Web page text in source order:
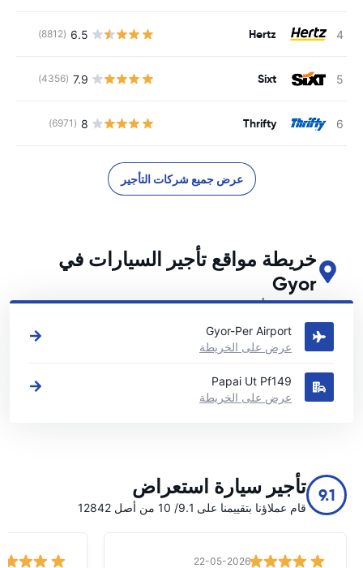
Hertz
6.5
(8812)
Sixt
7.9
(4356)
Thrifty
8
(6971)
عرض جميع شركات التأجير
خريطة مواقع تأجير السيارات في
Gyor
اطلع على مواقع تأجير السيارات الرئيسية لدينا في Gyor
Gyor-Per Airport
عرض على الخريطة
Papai Ut Pf149
عرض على الخريطة
9.1 تأجير سيارة استعراض
قام عملاؤنا بتقييمنا على 9.1/ 10 من أصل 12842
22-05-2026